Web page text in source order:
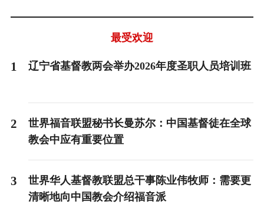
最受欢迎
1 辽宁省基督教两会举办2026年度圣职人员培训班
2
世界福音联盟秘书长曼苏尔：中国基督徒在全球
教会中应有重要位置
3
世界华人基督教联盟总干事陈业伟牧师：需要更
清晰地向中国教会介绍福音派